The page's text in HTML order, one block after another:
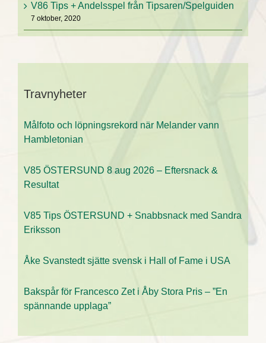
V86 Tips + Andelsspel från Tipsaren/Spelguiden
7 oktober, 2020
Travnyheter
Målfoto och löpningsrekord när Melander vann
Hambletonian
V85 ÖSTERSUND 8 aug 2026 – Eftersnack &
Resultat
V85 Tips ÖSTERSUND + Snabbsnack med Sandra
Eriksson
Åke Svanstedt sjätte svensk i Hall of Fame i USA
Bakspår för Francesco Zet i Åby Stora Pris – ”En
spännande upplaga”